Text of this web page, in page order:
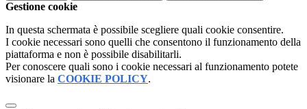
Gestione cookie
In questa schermata è possibile scegliere quali cookie consentire.
I cookie necessari sono quelli che consentono il funzionamento della
piattaforma e non è possibile disabilitarli.
Per conoscere quali sono i cookie necessari al funzionamento potete
visionare la COOKIE POLICY.